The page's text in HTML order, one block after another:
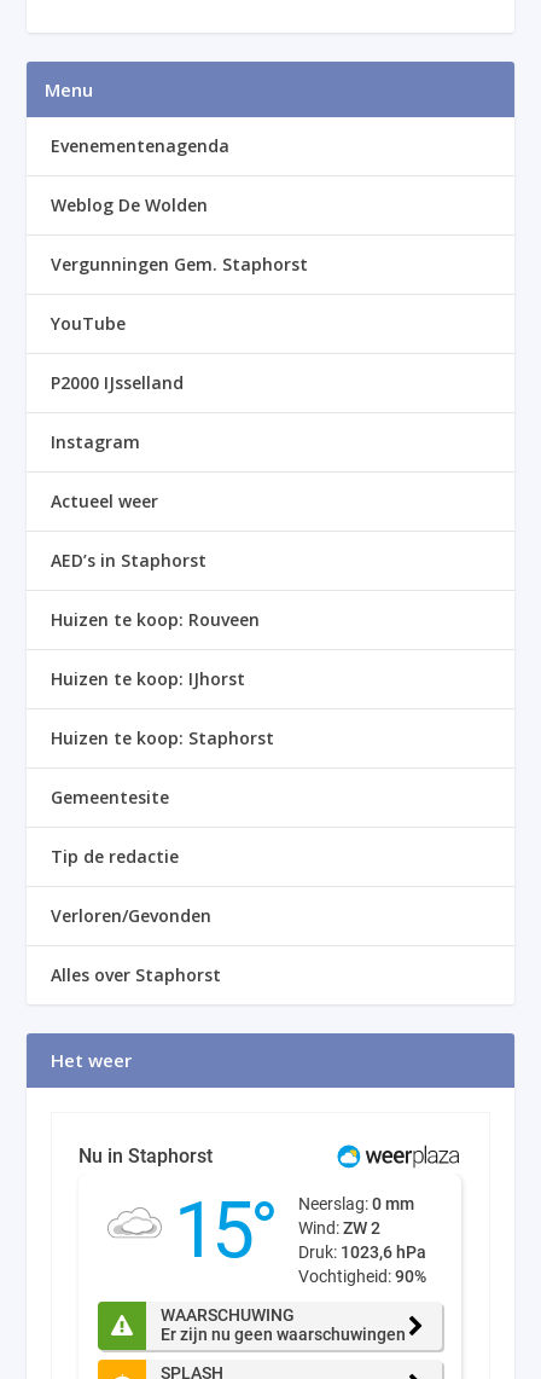
Menu
Evenementenagenda
Weblog De Wolden
Vergunningen Gem. Staphorst
YouTube
P2000 IJsselland
Instagram
Actueel weer
AED’s in Staphorst
Huizen te koop: Rouveen
Huizen te koop: IJhorst
Huizen te koop: Staphorst
Gemeentesite
Tip de redactie
Verloren/Gevonden
Alles over Staphorst
Het weer